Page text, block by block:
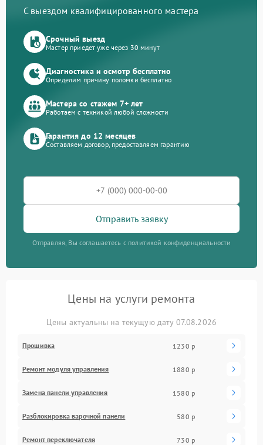
С выездом квалифицированного мастера
Срочный выезд
Мастер приедет уже через 30 минут
Диагностика и осмотр бесплатно
Определим причину поломки бесплатно
Мастера со стажем 7+ лет
Работаем с техникой любой сложности
Гарантия до 12 месяцев
Составляем договор, предоставляем гарантию
Отправить заявку
Отправляя, Вы соглашаетесь с политикой конфиденциальности
Цены на услуги ремонта
Цены актуальны на текущую дату 07.08.2026
Прошивка 1230 р
Ремонт модуля управления 1880 р
Замена панели управления 1580 р
Разблокировка варочной панели 580 р
Ремонт переключателя 730 р